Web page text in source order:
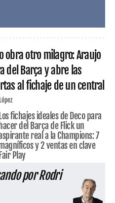
obra otro milagro: Araujo
del Barça y abre las
al fichaje de un central
Los fichajes ideales de Deco para
hacer del Barça de Flick un
real a la Champions: 7
y 2 ventas en clave
Fair Play
por Rodri